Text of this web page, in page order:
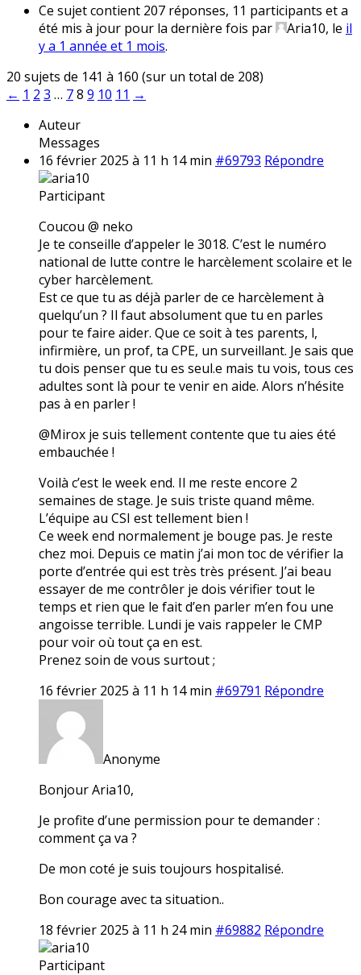
Ce sujet contient 207 réponses, 11 participants et a
été mis à jour pour la dernière fois par
Aria10, le il
y a 1 année et 1 mois.
20 sujets de 141 à 160 (sur un total de 208)
← 1 2 3 … 78 9 10 11 →
Auteur
Messages
16 février 2025 à 11 h 14 min #69793 Répondre
aria10
Participant
Coucou @ neko
Je te conseille d’appeler le 3018. C’est le numéro
national de lutte contre le harcèlement scolaire et le
cyber harcèlement.
Est ce que tu as déjà parler de ce harcèlement à
quelqu’un ? Il faut absolument que tu en parles
pour te faire aider. Que ce soit à tes parents, l,
infirmière, un prof, ta CPE, un surveillant. Je sais que
tu dois penser que tu es seul.e mais tu vois, tous ces
adultes sont là pour te venir en aide. Alors n’hésite
pas à en parler !
@Mirox je suis tellement contente que tu aies été
embauchée !
Voilà c’est le week end. Il me reste encore 2
semaines de stage. Je suis triste quand même.
L’équipe au CSI est tellement bien !
Ce week end normalement je bouge pas. Je reste
chez moi. Depuis ce matin j’ai mon toc de vérifier la
porte d’entrée qui est très très présent. J’ai beau
essayer de me contrôler je dois vérifier tout le
temps et rien que le fait d’en parler m’en fou une
angoisse terrible. Lundi je vais rappeler le CMP
pour voir où tout ça en est.
Prenez soin de vous surtout ;
16 février 2025 à 11 h 14 min #69791 Répondre
Anonyme
Bonjour Aria10,
Je profite d’une permission pour te demander :
comment ça va ?
De mon coté je suis toujours hospitalisé.
Bon courage avec ta situation..
18 février 2025 à 11 h 24 min #69882 Répondre
aria10
Participant